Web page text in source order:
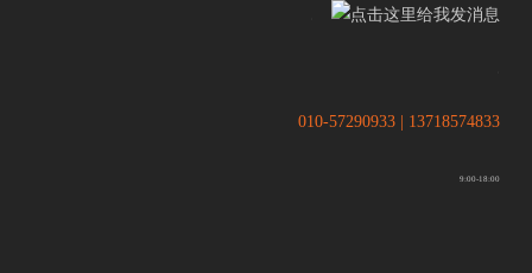
010-57290933 | 13718574833
9:00-18:00